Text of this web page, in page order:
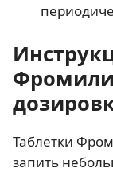
Таблетки
запить